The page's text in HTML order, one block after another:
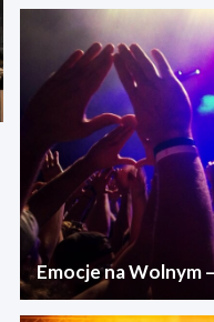
Emocje na Wolnym